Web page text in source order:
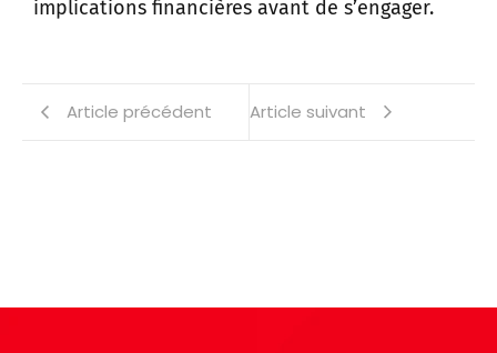
implications financières avant de s’engager.
Article précédent Article suivant